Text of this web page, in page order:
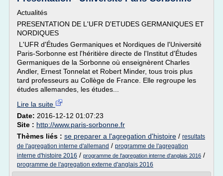
Actualités
PRESENTATION DE L'UFR D'ETUDES GERMANIQUES ET
NORDIQUES
L'UFR d'Études Germaniques et Nordiques de l'Université
Paris-Sorbonne est l'héritière directe de l'Institut d'Études
Germaniques de la Sorbonne où enseignèrent Charles
Andler, Ernest Tonnelat et Robert Minder, tous trois plus
tard professeurs au Collège de France. Elle regroupe les
études allemandes, les études...
Lire la suite
Date: 2016-12-12 01:07:23
Site : http://www.paris-sorbonne.fr
Thèmes liés : se preparer a l'agregation d'histoire / resultats
de l'agregation interne d'allemand / programme de l'agregation
interne d'histoire 2016 / programme de l'agregation interne d'anglais 2016 /
programme de l'agregation externe d'anglais 2016